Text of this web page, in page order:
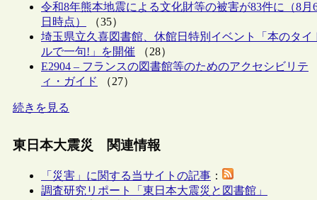
令和8年熊本地震による文化財等の被害が83件に（8月
日時点）
（35）
埼玉県立久喜図書館、休館日特別イベント「本のタイ
ルで一句!」を開催 （28）
E2904 – フランスの図書館等のためのアクセシビリテ
ィ・ガイド
（27）
続きを見る
東日本大震災 関連情報
「災害」に関する当サイトの記事 ：
調査研究リポート「東日本大震災と図書館」